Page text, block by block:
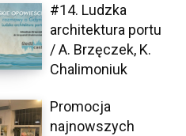
#14. Ludzka
architektura portu
/ A. Brzęczek, K.
Chalimoniuk
Promocja
najnowszych